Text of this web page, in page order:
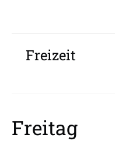
Freizeit
Freitag